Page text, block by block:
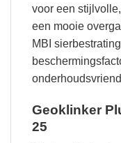
voor een
een mooie
MBI
Geoklinker
25